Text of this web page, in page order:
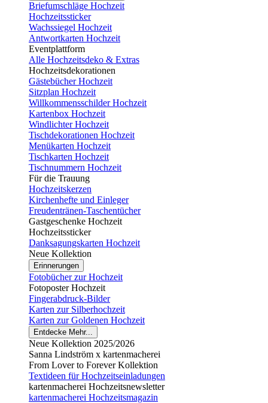
Briefumschläge Hochzeit
Hochzeitssticker
Wachssiegel Hochzeit
Antwortkarten Hochzeit
Eventplattform
Alle Hochzeitsdeko & Extras
Hochzeitsdekorationen
Gästebücher Hochzeit
Sitzplan Hochzeit
Willkommensschilder Hochzeit
Kartenbox Hochzeit
Windlichter Hochzeit
Tischdekorationen Hochzeit
Menükarten Hochzeit
Tischkarten Hochzeit
Tischnummern Hochzeit
Für die Trauung
Hochzeitskerzen
Kirchenhefte und Einleger
Freudentränen-Taschentücher
Gastgeschenke Hochzeit
Hochzeitssticker
Danksagungskarten Hochzeit
Neue Kollektion
Erinnerungen
Fotobücher zur Hochzeit
Fotoposter Hochzeit
Fingerabdruck-Bilder
Karten zur Silberhochzeit
Karten zur Goldenen Hochzeit
Entdecke Mehr...
Neue Kollektion 2025/2026
Sanna Lindström x kartenmacherei
From Lover to Forever Kollektion
Textideen für Hochzeitseinladungen
kartenmacherei Hochzeitsnewsletter
kartenmacherei Hochzeitsmagazin